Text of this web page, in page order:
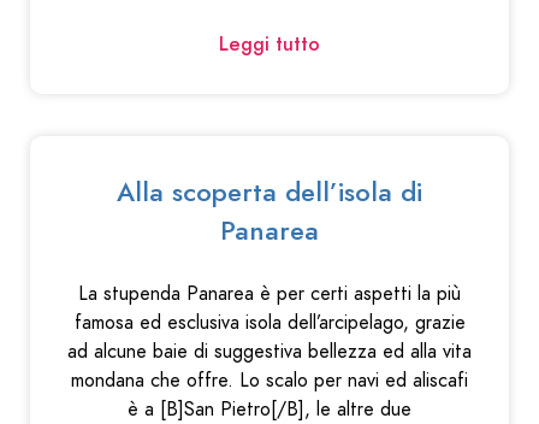
Leggi tutto
Alla scoperta dell’isola di
Panarea
La stupenda Panarea è per certi aspetti la più
famosa ed esclusiva isola dell’arcipelago, grazie
ad alcune baie di suggestiva bellezza ed alla vita
mondana che offre. Lo scalo per navi ed aliscafi
è a [B]San Pietro[/B], le altre due